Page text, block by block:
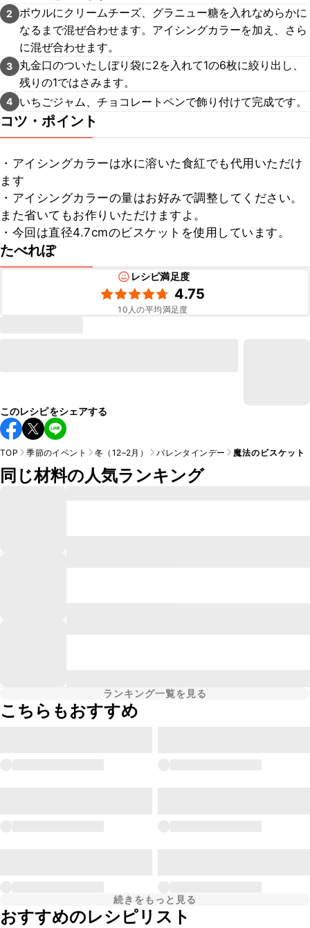
2
ボウルにクリームチーズ、グラニュー糖を入れなめらかに
なるまで混ぜ合わせます。アイシングカラーを加え、さら
に混ぜ合わせます。
3
丸金口のついたしぼり袋に2を入れて1の6枚に絞り出し、
残りの1ではさみます。
4 いちごジャム、チョコレートペンで飾り付けて完成です。
コツ・ポイント
・アイシングカラーは水に溶いた食紅でも代用いただけ
ます
・アイシングカラーの量はお好みで調整してください。
また省いてもお作りいただけますよ。
・今回は直径4.7cmのビスケットを使用しています。
たべれぽ
レシピ満足度
4.75
10 人の平均満足度
このレシピをシェアする
TOP 季節のイベント 冬（12–2月） バレンタインデー 魔法のビスケット
同じ材料の人気ランキング
ランキング一覧を見る
こちらもおすすめ
続きをもっと見る
おすすめのレシピリスト